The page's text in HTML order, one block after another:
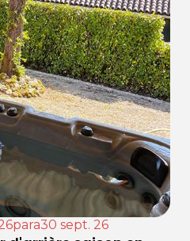
para30 sept. 26